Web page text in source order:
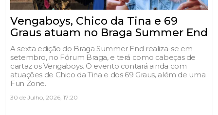
Vengaboys, Chico da Tina e 69
Graus atuam no Braga Summer End
A sexta edição do Braga Summer End realiza-se em
setembro, no Fórum Braga, e terá como cabeças de
cartaz os Vengaboys. O evento contará ainda com
atuações de Chico da Tina e dos 69 Graus, além de uma
Fun Zone.
30 de Julho, 2026, 17:20